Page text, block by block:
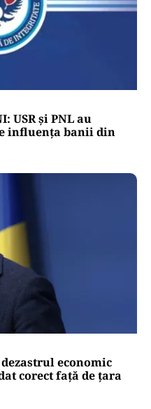
USR și PNL au
influența banii din
economic
corect față de țara